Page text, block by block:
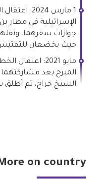
1 مارس
الإسرائيلية في مطار
جوازات سفرهما،
حيث يخضعان
مايو 2021:
المبرح بعد
الشيخ جراح، ثم أطلق
on country